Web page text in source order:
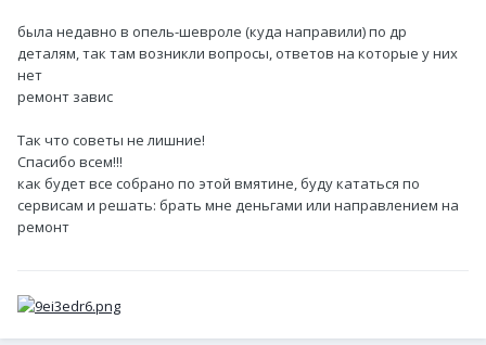
была недавно в опель-шевроле (куда направили) по др
деталям, так там возникли вопросы, ответов на которые у них
нет
ремонт завис
Так что советы не лишние!
Спасибо всем!!!
как будет все собрано по этой вмятине, буду кататься по
сервисам и решать: брать мне деньгами или направлением на
ремонт